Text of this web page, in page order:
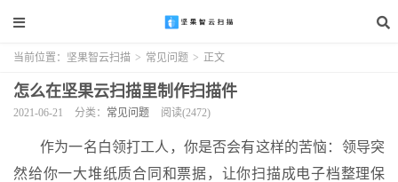
当前位置： 坚果智云扫描 > 常见问题 > 正文
怎么在坚果云扫描里制作扫描件
2021-06-21 分类： 常见问题 阅读(2472)
作为一名白领打工人，你是否会有这样的苦恼：领导突
然给你一大堆纸质合同和票据，让你扫描成电子档整理保